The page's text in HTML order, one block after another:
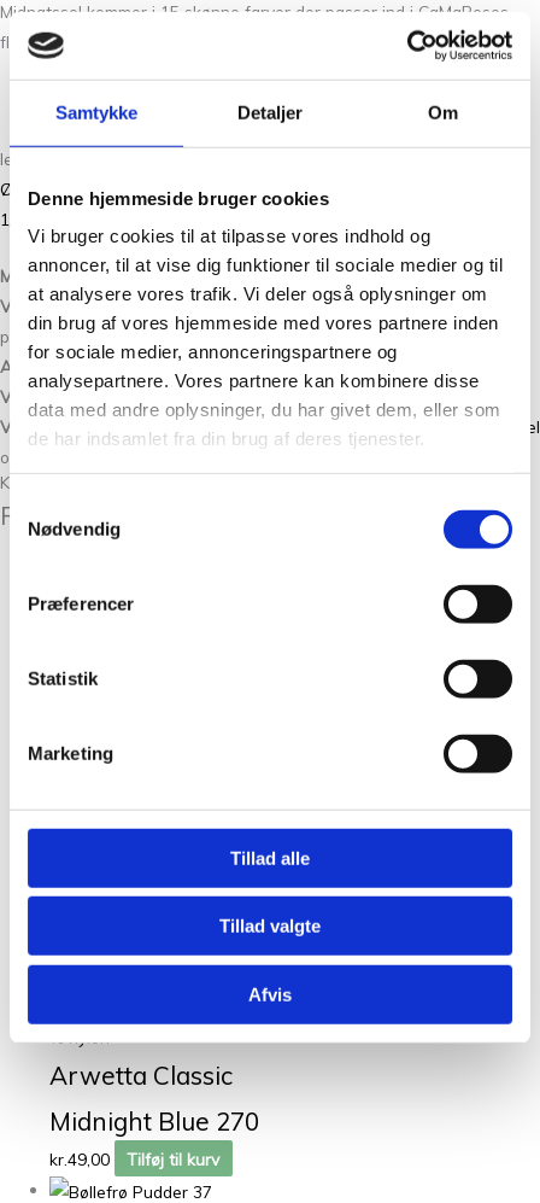
Samtykke Detaljer Om
Denne hjemmeside bruger cookies
Vi bruger cookies til at tilpasse vores indhold og
annoncer, til at vise dig funktioner til sociale medier og til
at analysere vores trafik. Vi deler også oplysninger om
din brug af vores hjemmeside med vores partnere inden
for sociale medier, annonceringspartnere og
analysepartnere. Vores partnere kan kombinere disse
data med andre oplysninger, du har givet dem, eller som
de har indsamlet fra din brug af deres tjenester.
Samtykkevalg
Nødvendig
Præferencer
Statistik
Marketing
Tillad alle
Tillad valgte
Afvis
Midnatssol kommer i 15 skønne farver der passer ind i CaMaRoses
flotte farveskalaer.
også kunne lide de andre skønne kvaliteter fra samme
leverandør. Du kan gå på opdagelse i følgende unikke garner:
Økologisk Sommeruld
, Økologisk Hverdagsuld
1/2
Materiale:54% Babyalpaca,10% Merinould og 36% Tencel.
Vejledende strikkefasthed:19-22 masker x 30-36 pinde i 1 tråd på
pind 3.
Anbefalede pinde:
3,0 – 4,0 mm.
Vægt / længde
: 25 gram = 200 meter.
Vaskeanvisning:
Uldvask max 30°C eller håndvask med
uldvaskemiddel
og tørres fladt.
Kunder købte også
Relaterede varer
Udsolgt
langfibret merinould
Arwetta Classic
Juicy Green 279
(superwash-behandlet) og 20
Arwetta Classic
Midnight Blue 270
kr.49,00 Tilføj til kurv